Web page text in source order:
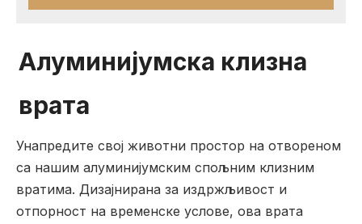
Алуминијумска клизна
врата
Унапредите свој животни простор на отвореном
са нашим алуминијумским спољним клизним
вратима. Дизајнирана за издржљивост и
отпорност на временске услове, ова врата